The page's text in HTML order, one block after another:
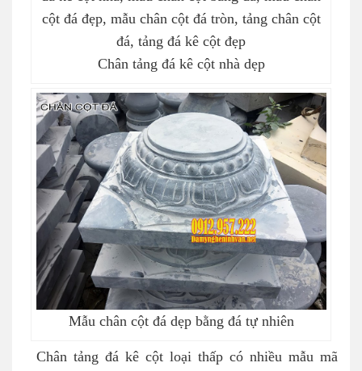
Chân tảng đá kê cột nhà dẹp
Mẫu chân cột đá dẹp bằng đá tự nhiên
Chân tảng đá kê cột loại thấp có nhiều mẫu mã